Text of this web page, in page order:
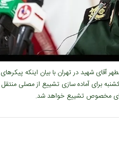
آقای شهید در تهران با بیان اینکه
برای آماده سازی تشییع از مصلی
مخصوص تشییع خواهد شد.